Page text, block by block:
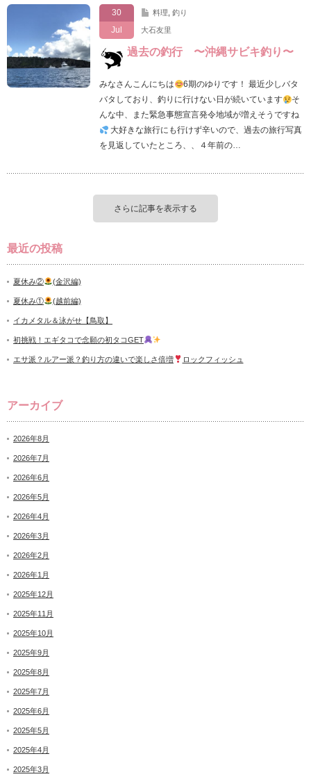
30
Jul
料理 釣り
大石友里
過去の釣行 〜沖縄サビキ釣り〜
みなさんこんにちは
6期のゆりです！ 最近少しバタ
バタしており、釣りに行けない日が続いています
そ
んな中、また緊急事態宣言発令地域が増えそうですね
大好きな旅行にも行けず辛いので、過去の旅行写真
を見返していたところ、、４年前の…
さらに記事を表示する
最近の投稿
夏休み② (金沢編)
夏休み① (越前編)
イカメタル＆泳がせ【鳥取】
初挑戦！エギタコで念願の初タコGET
エサ派？ルアー派？釣り方の違いで楽しさ倍増 ロックフィッシュ
アーカイブ
2026年8月
2026年7月
2026年6月
2026年5月
2026年4月
2026年3月
2026年2月
2026年1月
2025年12月
2025年11月
2025年10月
2025年9月
2025年8月
2025年7月
2025年6月
2025年5月
2025年4月
2025年3月